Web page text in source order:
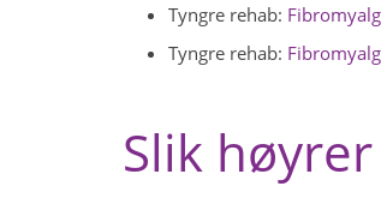
Tyngre rehab:
Tyngre rehab:
Slik